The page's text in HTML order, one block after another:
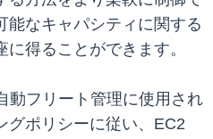
能なキャパシティに関する
得ることができます。
動フリート管理に使用され
グポリシーに従い、EC2